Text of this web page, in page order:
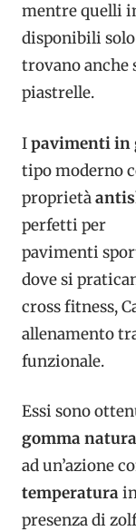
mentre quelli
disponibili
trovano anche
piastrelle.
Ipavimenti in
tipo moderno
proprietà
perfetti per
pavimenti
dove si
cross fitness,
allenamento
funzionale.
Essi sono
gomma
ad un’azione
temperatura
presenza di